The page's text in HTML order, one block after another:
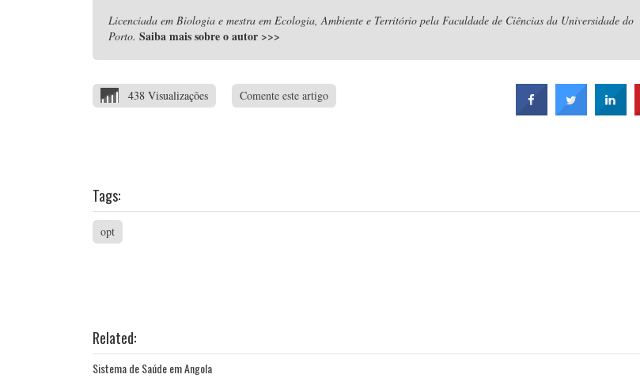
Licenciada em Biologia e mestra em Ecologia, Ambiente e Território pela Faculdade de Ciências da Universidade do
Porto. Saiba mais sobre o autor >>>
438 Visualizações Comente este artigo
Tags:
opt
Related:
Sistema de Saúde em Angola